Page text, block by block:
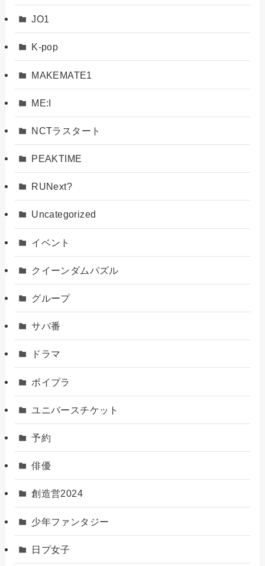
JO1
K-pop
MAKEMATE1
ME:I
NCTラスタート
PEAKTIME
RUNext?
Uncategorized
イベント
クイーンダムパズル
グループ
サバ番
ドラマ
ボイプラ
ユニバースチケット
予約
俳優
創造営2024
少年ファンタジー
日プ女子